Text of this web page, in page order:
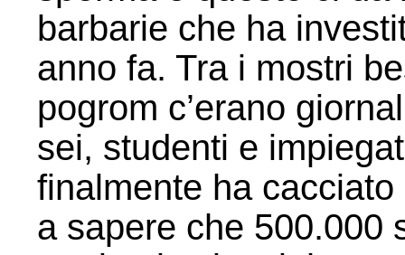
barbarie che ha
anno fa. Tra i mostri
pogrom c’erano
sei, studenti e
finalmente ha
a sapere che 500.000